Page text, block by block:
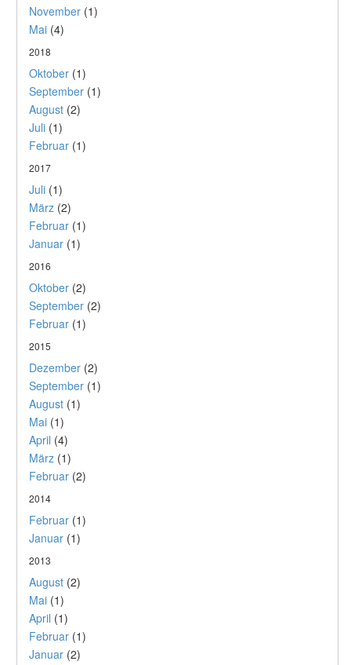
November (1)
Mai (4)
2018
Oktober (1)
September (1)
August (2)
Juli (1)
Februar (1)
2017
Juli (1)
März (2)
Februar (1)
Januar (1)
2016
Oktober (2)
September (2)
Februar (1)
2015
Dezember (2)
September (1)
August (1)
Mai (1)
April (4)
März (1)
Februar (2)
2014
Februar (1)
Januar (1)
2013
August (2)
Mai (1)
April (1)
Februar (1)
Januar (2)